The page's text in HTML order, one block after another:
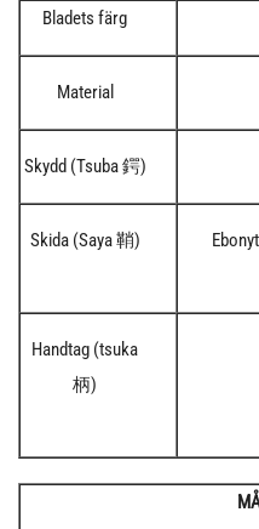
Bladets färg
Material
Skydd (Tsuba 鍔)
Skida (Saya 鞘)
Handtag (tsuka
柄)